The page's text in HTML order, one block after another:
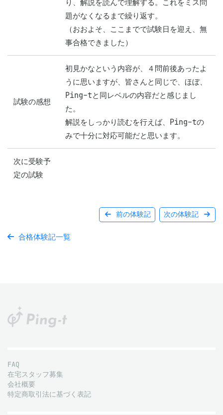
り、解説を読んで理解する。これをミス問
題がなくなるまで繰り返す。
（おおよそ、ここまでで試験日を迎え、無
事合格できました）
試験の感想
初見かなという内容が、４問前後あったよ
うに思いますが、皆さんと同じで、ほぼ、
Ping-tと同レベルの内容だと感じまし
た。
解説をしっかり読むを行えば、Ping-tの
みで十分に対応可能だと思います。
次に受験予
定の試験
前の体験記 次の体験記
合格体験記一覧
FAQ
在宅スタッフ募集
会社概要
特定商取引法に基づく表記